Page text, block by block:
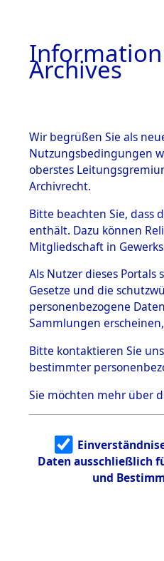
BESTÄNDE
1.
mente
5. Verschiedenes
5.3
Todesmärsche
5.3.1 Alliierte
Erhebungen
zu
Todesmärsch
en
5.3.2
Identifizierun
g
5.3.3
Todesmärsch
Archives
Wir begrüßen Sie als
Nutzungsbedingungen
oberstes
Archivrecht.
Bitte beachten Sie, dass
enthält. Dazu können
Mitgliedschaft in
Als Nutzer dieses
Gesetze und die
personenbezogene
Sammlungen
Bitte kontaktieren Sie
bestimmter
Sie möchten mehr über
Daten ausschließlich
und